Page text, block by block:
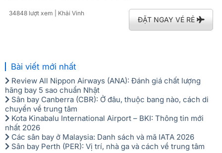
34848 lượt xem | Khải Vinh
ĐẶT NGAY VÉ RẺ
Bài viết mới nhất
Review All Nippon Airways (ANA): Đánh giá chất lượng
hãng bay 5 sao chuẩn Nhật
Sân bay Canberra (CBR): Ở đâu, thuộc bang nào, cách di
chuyển về trung tâm
Kota Kinabalu International Airport – BKI: Thông tin mới
nhất 2026
Các sân bay ở Malaysia: Danh sách và mã IATA 2026
Sân bay Perth (PER): Vị trí, nhà ga và cách về trung tâm